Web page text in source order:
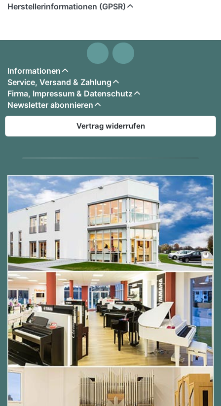
Herstellerinformationen (GPSR)
Informationen
Service, Versand & Zahlung
Firma, Impressum & Datenschutz
Newsletter abonnieren
Vertrag widerrufen